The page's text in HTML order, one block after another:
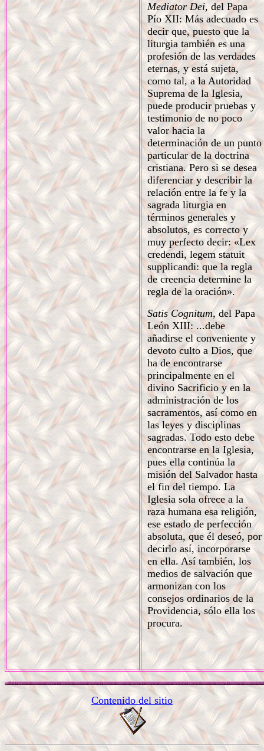
Mediator Dei, del Papa
Pío XII: Más adecuado es
decir que, puesto que la
liturgia también es una
profesión de las verdades
eternas, y está sujeta,
como tal, a la Autoridad
Suprema de la Iglesia,
puede producir pruebas y
testimonio de no poco
valor hacia la
determinación de un punto
particular de la doctrina
cristiana. Pero si se desea
diferenciar y describir la
relación entre la fe y la
sagrada liturgia en
términos generales y
absolutos, es correcto y
muy perfecto decir: «Lex
credendi, legem statuit
supplicandi: que la regla
de creencia determine la
regla de la oración».
Satis Cognitum, del Papa
León XIII: ...debe
añadirse el conveniente y
devoto culto a Dios, que
ha de encontrarse
principalmente en el
divino Sacrificio y en la
administración de los
sacramentos, así como en
las leyes y disciplinas
sagradas. Todo esto debe
encontrarse en la Iglesia,
pues ella continúa la
misión del Salvador hasta
el fin del tiempo. La
Iglesia sola ofrece a la
raza humana esa religión,
ese estado de perfección
absoluta, que él deseó, por
decirlo así, incorporarse
en ella. Así también, los
medios de salvación que
armonizan con los
consejos ordinarios de la
Providencia, sólo ella los
procura.
Contenido del sitio